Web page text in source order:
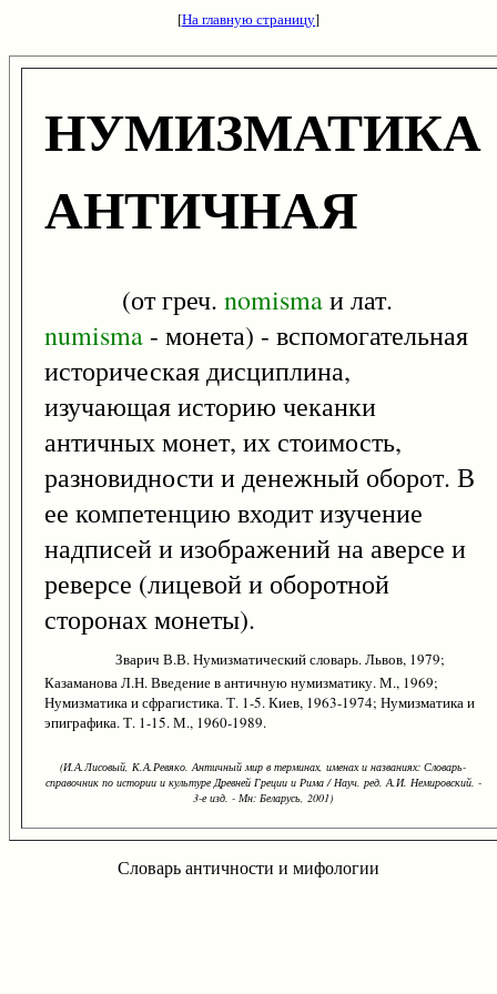
[На главную страницу]
НУМИЗМАТИКА
АНТИЧНАЯ
(от греч. nomismaи лат.
numisma - монета) - вспомогательная
историческая дисциплина,
изучающая историю чеканки
античных монет, их стоимость,
разновидности и денежный оборот. В
ее компетенцию входит изучение
надписей и изображений на аверсе и
реверсе (лицевой и оборотной
сторонах монеты).
Зварич В.В. Нумизматический словарь. Львов, 1979;
Казаманова Л.Н. Введение в античную нумизматику. М., 1969;
Нумизматика и сфрагистика. Т. 1-5. Киев, 1963-1974; Нумизматика и
эпиграфика. Т. 1-15. М., 1960-1989.
(И.А.Лисовый, К.А.Ревяко. Античный мир в терминах, именах и названиях: Словарь-
справочник по истории и культуре Древней Греции и Рима / Науч. ред. А.И. Немировский. -
3-е изд. - Мн: Беларусь, 2001)
Словарь античности и мифологии